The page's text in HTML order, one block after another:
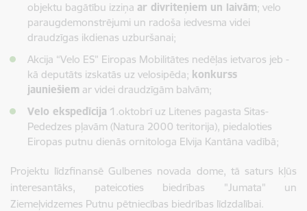
objektu bagātību izziņa ar divriteņiem un laivām; velo
paraugdemonstrējumi un radoša iedvesma videi
draudzīgas ikdienas uzburšanai;
Akcija “Velo ES” Eiropas Mobilitātes nedēļas ietvaros jeb -
kā deputāts izskatās uz velosipēda; konkurss
jauniešiem ar videi draudzīgām balvām;
Velo ekspedīcija 1.oktobrī uz Litenes pagasta Sitas-
Pededzes pļavām (Natura 2000 teritorija), piedaloties
Eiropas putnu dienās ornitologa Elvija Kantāna vadībā;
Projektu līdzfinansē Gulbenes novada dome, tā saturs kļūs
interesantāks, pateicoties biedrības "Jumata" un
Ziemeļvidzemes Putnu pētniecības biedrības līdzdalībai.